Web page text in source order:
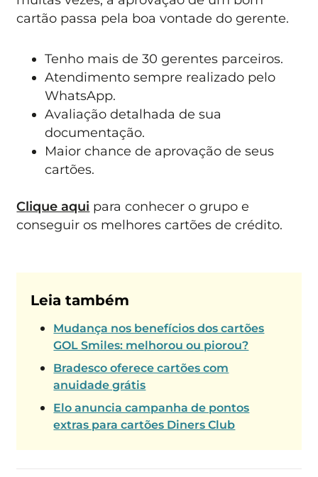
cartão passa pela boa vontade do gerente.
Tenho mais de 30 gerentes parceiros.
Atendimento sempre realizado pelo
WhatsApp.
Avaliação detalhada de sua
documentação.
Maior chance de aprovação de seus
cartões.
Clique aqui para conhecer o grupo e
conseguir os melhores cartões de crédito.
Leia também
Mudança nos benefícios dos cartões
GOL Smiles: melhorou ou piorou?
Bradesco oferece cartões com
anuidade grátis
Elo anuncia campanha de pontos
extras para cartões Diners Club